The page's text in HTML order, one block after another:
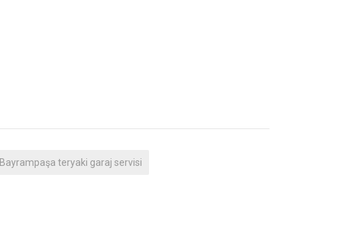
Bayrampaşa teryaki garaj servisi